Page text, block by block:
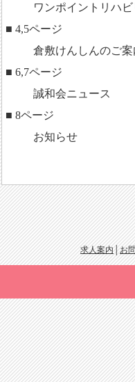
ワンポイントリハ
■ 4,5ページ
倉敷けんしんのご案
■ 6,7ページ
誠和会ニュース
■ 8ページ
お知らせ
求人案内│お